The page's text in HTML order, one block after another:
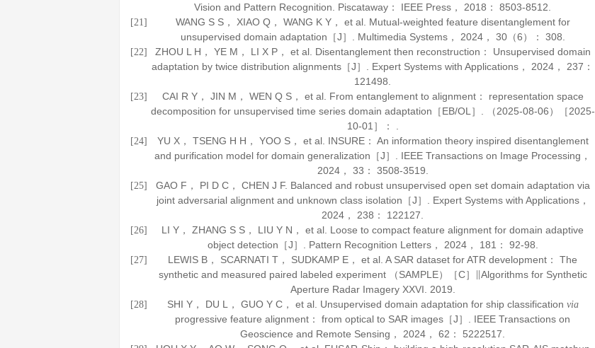
Vision and Pattern Recognition. Piscataway： IEEE Press， 2018 ： 8503-8512.
[21]
WANG S S， XIAO Q， WANG K Y， et al. Mutual-weighted feature disentanglement for
unsupervised domain adaptation［J］. Multimedia Systems， 2024， 30（6）： 308.
[22]
ZHOU L H， YE M， LI X P， et al. Disentanglement then reconstruction： Unsupervised domain
adaptation by twice distribution alignments［J］. Expert Systems with Applications ， 2024 ， 237 ：
121498.
[23]
CAI R Y， JIN M， WEN Q S， et al. From entanglement to alignment： representation space
decomposition for unsupervised time series domain adaptation［EB/OL］. （2025-08-06）［2025-
10-01］： .
[24]
YU X， TSENG H H， YOO S， et al. INSURE： An information theory inspired disentanglement
and purification model for domain generalization［J］. IEEE Transactions on Image Processing ，
2024， 33 ： 3508-3519.
[25]
GAO F， PI D C， CHEN J F. Balanced and robust unsupervised open set domain adaptation via
joint adversarial alignment and unknown class isolation［J］. Expert Systems with Applications，
2024 ， 238 ： 122127.
[26]
LI Y， ZHANG S S， LIU Y N， et al. Loose to compact feature alignment for domain adaptive
object detection［J］. Pattern Recognition Letters， 2024， 181 ： 92-98.
[27]
LEWIS B， SCARNATI T， SUDKAMP E， et al. A SAR dataset for ATR development： The
synthetic and measured paired labeled experiment （SAMPLE）［C］∥Algorithms for Synthetic
Aperture Radar Imagery XXVI. 2019
[28] SHI Y， DU L， GUO Y C， et al. Unsupervised domain adaptation for ship classification via
progressive feature alignment： from optical to SAR images［J］. IEEE Transactions on
Geoscience and Remote Sensing ， 2024 ， 62 ： 5222517.